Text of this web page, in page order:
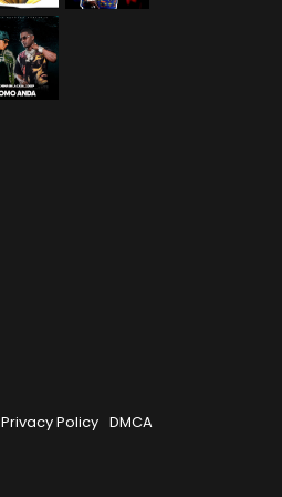
Privacy Policy DMCA